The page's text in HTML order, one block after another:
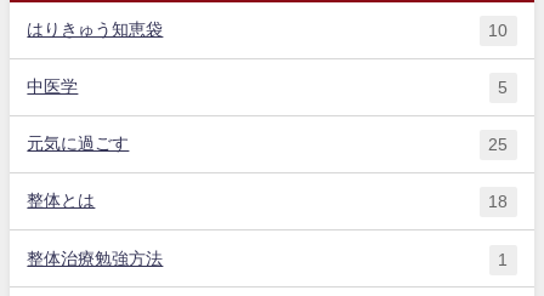
はりきゅう知恵袋 10
中医学 5
元気に過ごす 25
整体とは 18
整体治療勉強方法 1